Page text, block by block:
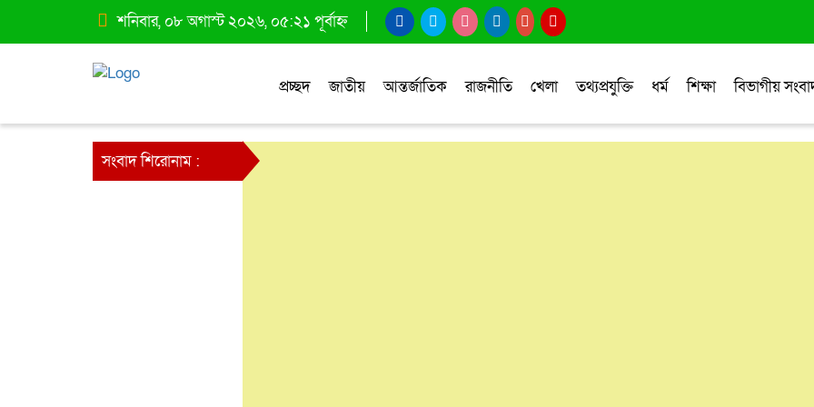
শনিবার, ০৮ অগাস্ট ২০২৬, ০৫:২১ পূর্বাহ্ন
প্রচ্ছদ জাতীয় আন্তর্জাতিক রাজনীতি খেলা তথ্যপ্রযুক্তি ধর্ম শিক্ষা বিভাগীয়
সংবাদ শিরোনাম :